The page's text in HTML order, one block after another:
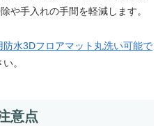
や手入れの手間を軽減します。
防水3Dフロアマット丸洗い可能で
。
意点